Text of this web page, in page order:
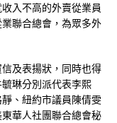
入不高的外賣從業員
聯合總會，為眾多外
及表揚狀，同時也得
琳分別派代表李熙
、紐約市議員陳倩雯
華人社團聯合總會秘